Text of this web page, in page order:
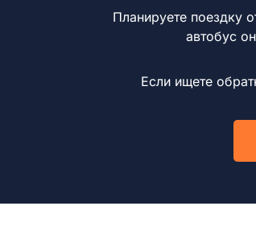
Планируете поездку
автобус
Если ищете